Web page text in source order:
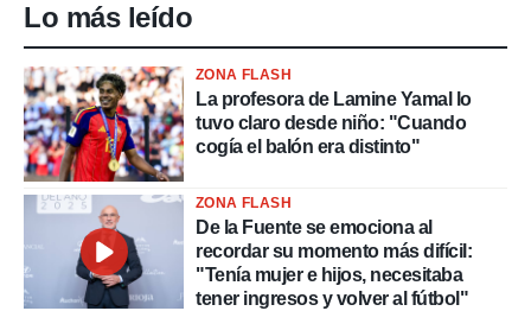
Lo más leído
ZONA FLASH
La profesora de Lamine Yamal lo
tuvo claro desde niño: "Cuando
cogía el balón era distinto"
ZONA FLASH
De la Fuente se emociona al
recordar su momento más difícil:
"Tenía mujer e hijos, necesitaba
tener ingresos y volver al fútbol"